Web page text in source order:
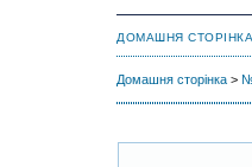
ДОМАШНЯ СТОРІНКА
Домашня сторінка >